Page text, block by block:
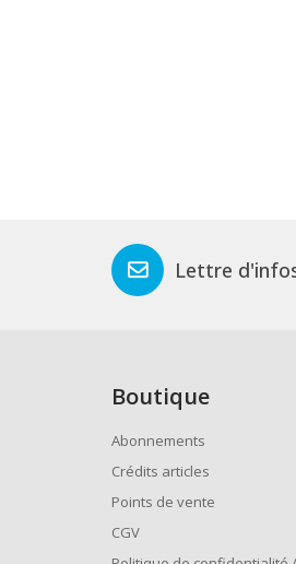
Lettre
Boutique
Abonnements
Crédits articles
Points de vente
CGV